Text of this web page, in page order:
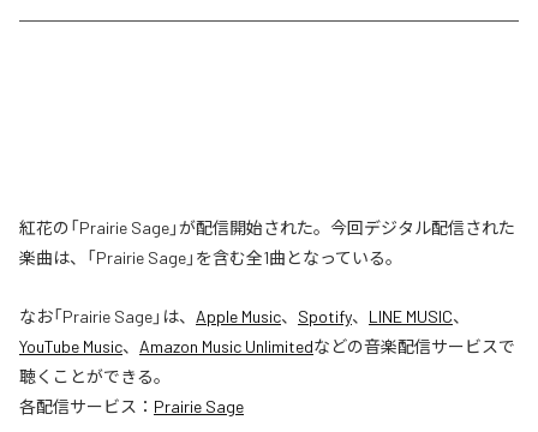
紅花の「Prairie Sage」が配信開始された。今回デジタル配信された
楽曲は、「Prairie Sage」を含む全1曲となっている。
なお「Prairie Sage」は、 Apple Music、 Spotify、 LINE MUSIC、
YouTube Music、 Amazon Music Unlimitedなどの音楽配信サービスで
聴くことができる。
各配信サービス： Prairie Sage